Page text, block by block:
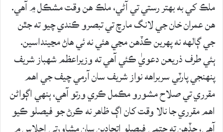
ملڪ کي به بهتر رستي تي آڻي، ملڪ هن وقت مشڪل ۾ آهي.
هن عمران خان جي لانگ مارچ تي تبصرو ڪندي چيو ته جٿن
جي ڳالهه نه پهرين ڪڏهن مڃي هئي نه ئي هاڻ مڃينداسين.
ٻئي طرف ذريعن دعويٰ ڪئي آهي ته وزيراعظم شهباز شريف
پنهنجي پارٽي سربراهه نواز شريف سان آرمي چيف جي اهم
مقرري تي صلاح مشورو مڪمل ڪري ورتو آهي، ٻنهي اڳواڻن
اهم مقرري جا نالا وقت کان اڳ ظاهر نه ڪرڻ جو فيصلو ڪيو